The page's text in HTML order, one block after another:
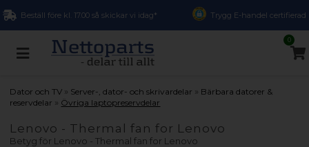
Beställ före kl. 17.00 så skickar vi idag* Trygg E-handel certifierad
0
Dator och TV » Server-, dator- och skrivardelar » Bärbara datorer &
reservdelar » Övriga laptopreservdelar
Lenovo - Thermal fan for Lenovo
Betyg för Lenovo - Thermal fan for Lenovo